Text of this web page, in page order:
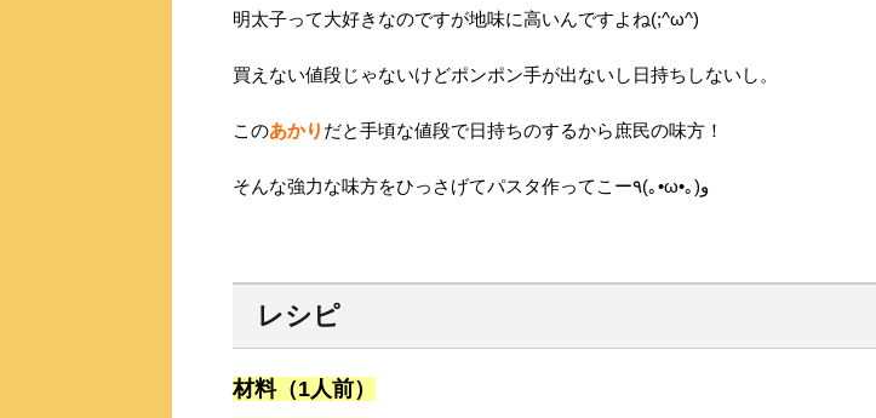
明太子って大好きなのですが地味に高いんですよね(;^ω^)
買えない値段じゃないけどポンポン手が出ないし日持ちしないし。
このあかり だと手頃な値段で日持ちのするから庶民の味方！
そんな強力な味方をひっさげてパスタ作ってこー٩(｡•ω•｡)و
レシピ
材料（1人前）